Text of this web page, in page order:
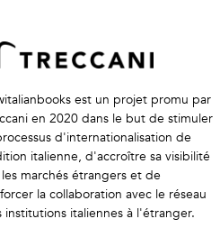
est un projet promu par
en 2020 dans le but de stimuler
d'internationalisation de
italienne, d'accroître sa visibilité
marchés étrangers et de
la collaboration avec le réseau
institutions italiennes à l'étranger.